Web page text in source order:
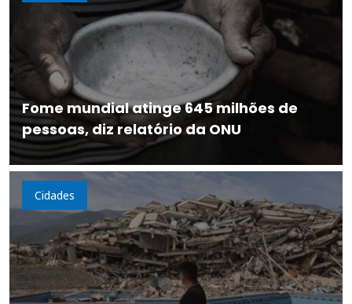
Fome mundial atinge 645 milhões de
pessoas, diz relatório da ONU
Cidades